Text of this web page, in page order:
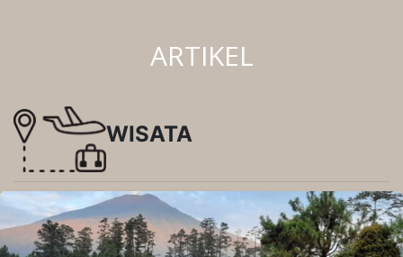
ARTIKEL
WISATA